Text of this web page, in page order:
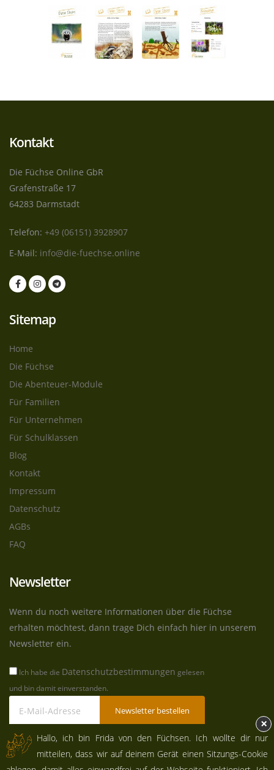
Kontakt
Die Füchse Online GbR
Grafenstraße 17
64283 Darmstadt
Telefon: +49 (06151) 3928907
E-Mail: info@die-fuechse.online
Sitemap
Home
Die Füchse
Die Abenteuer-Module
Für Familien
Für Unternehmen
Für Schulklassen
Blog
Kontakt
Impressum
Datenschutz
AGBs
FAQ
Newsletter
Wenn du noch weitere Informationen über die Füchse
erhalten möchtest, dann trage Dich einfach hier in unserem
Newsletter ein.
Ich habe die Datenschutzbestimmungen gelesen
und bin damit einverstanden.
Newsletter bestellen
© Copyright 2026. All Rights Reserved.
Hallo, ich bin Frida von den Füchsen. Ich wollte dir nur
mitteilen, dass wir auf deinem Gerät einen Sitzungs-Cookie
×